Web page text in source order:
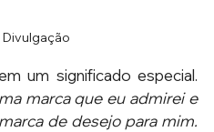
um significado especial.
marca que eu admirei e
de desejo para mim.